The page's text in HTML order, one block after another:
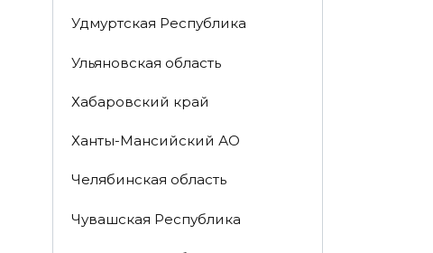
Удмуртская Республика
Ульяновская область
Хабаровский край
Ханты-Мансийский АО
Челябинская область
Чувашская Республика